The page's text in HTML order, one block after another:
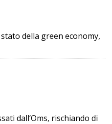
della green economy,
dall’Oms, rischiando di